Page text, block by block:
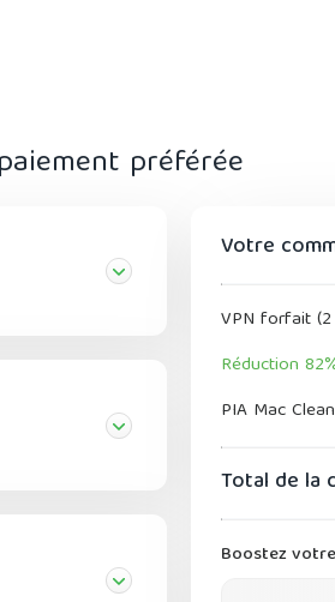
préférée
Votre
VPN forfait (2
Réduction
PIA Mac
Total de la
Boostez